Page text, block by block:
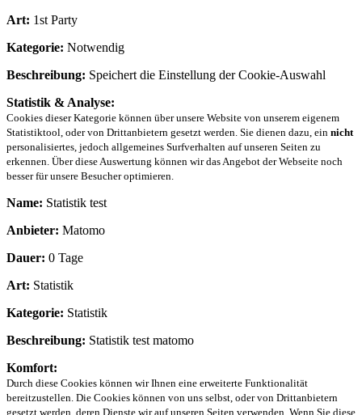
Art: 1st Party
Kategorie: Notwendig
Beschreibung: Speichert die Einstellung der Cookie-Auswahl
Statistik & Analyse:
Cookies dieser Kategorie können über unsere Website von unserem eigenem
Statistiktool, oder von Drittanbietern gesetzt werden. Sie dienen dazu, ein nicht
personalisiertes, jedoch allgemeines Surfverhalten auf unseren Seiten zu
erkennen. Über diese Auswertung können wir das Angebot der Webseite noch
besser für unsere Besucher optimieren.
Name: Statistik test
Anbieter: Matomo
Dauer: 0 Tage
Art: Statistik
Kategorie: Statistik
Beschreibung: Statistik test matomo
Komfort:
Durch diese Cookies können wir Ihnen eine erweiterte Funktionalität
bereitzustellen. Die Cookies können von uns selbst, oder von Drittanbietern
gesetzt werden, deren Dienste wir auf unseren Seiten verwenden. Wenn Sie diese